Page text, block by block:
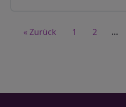
« Zurück 1 2 …